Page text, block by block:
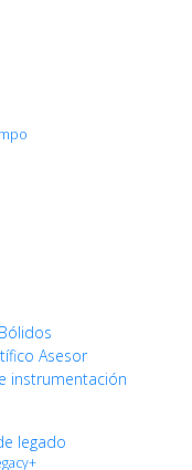
Asesor
instrumentación
legado